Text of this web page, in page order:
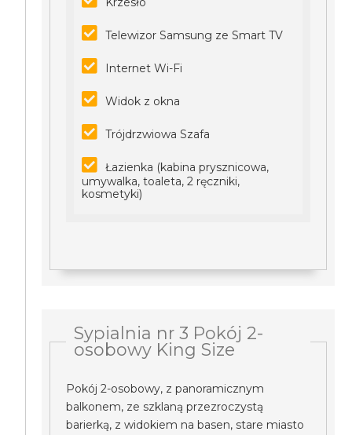
Telewizor Samsung ze Smart TV
Internet Wi-Fi
Widok z okna
Trójdrzwiowa Szafa
Łazienka (kabina prysznicowa,
umywalka, toaleta, 2 ręczniki,
kosmetyki)
Sypialnia nr 3 Pokój 2-
osobowy King Size
Pokój 2-osobowy, z panoramicznym
balkonem, ze szklaną przezroczystą
barierką, z widokiem na basen, stare miasto